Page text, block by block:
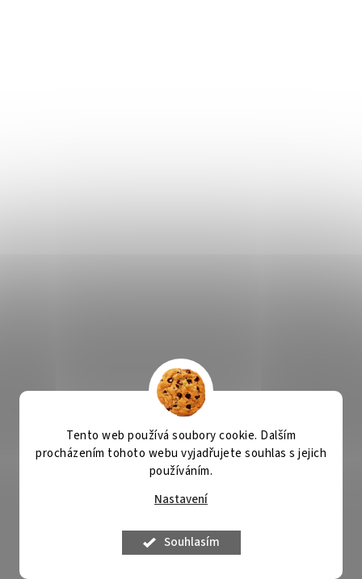
Tento web používá soubory cookie. Dalším
procházením tohoto webu vyjadřujete souhlas s jejich
používáním.
Nastavení
Souhlasím